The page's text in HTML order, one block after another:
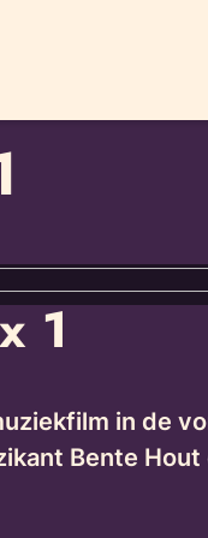
1
in de
Bente